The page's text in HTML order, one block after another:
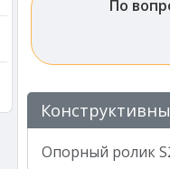
По
Опорный ролик